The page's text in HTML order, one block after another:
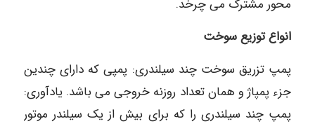
محور مشترک می چرخد.
انواع توزیع سوخت
پمپ تزریق سوخت چند سیلندری: پمپی که دارای چندین
جزء پمپاژ و همان تعداد روزنه خروجی می باشد. یادآوری:
پمپ چند سیلندری را که برای بیش از یک سیلندر موتور